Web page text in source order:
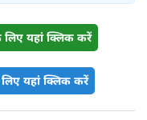
यहां क्लिक करें
यहां क्लिक करें